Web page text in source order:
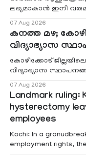
ലഭ്യമാകാൻ ഇനി
07 Aug 2026
കനത്ത മഴ;
വിദ്യാഭ്യാസ
കോഴിക്കോട്
വിദ്യാഭ്യാസ
07 Aug 2026
Landmark ruling:
hysterectomy
employees
Kochi: In a
employment rights,